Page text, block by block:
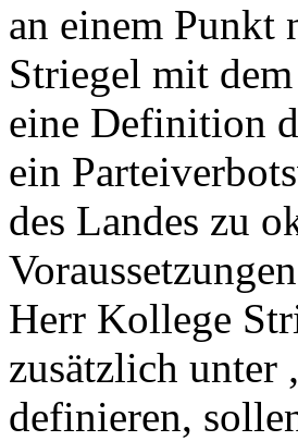
an einem Punkt
Striegel mit
eine Definition
ein
des Landes zu
Herr Kollege
zusätzlich unter
definieren,